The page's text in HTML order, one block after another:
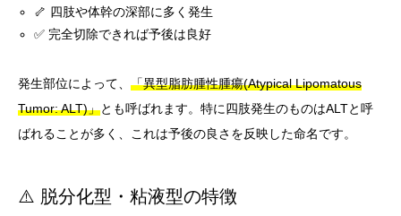
🦴 四肢や体幹の深部に多く発生
✅ 完全切除できれば予後は良好
発生部位によって、 「異型脂肪腫性腫瘍(Atypical Lipomatous
Tumor: ALT)」とも呼ばれます。特に四肢発生のものはALTと呼
ばれることが多く、これは予後の良さを反映した命名です。
⚠️ 脱分化型・粘液型の特徴